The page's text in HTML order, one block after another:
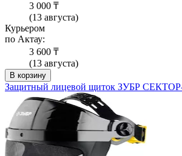
3 000 ₸
(13 августа)
Курьером
по Актау:
3 600 ₸
(13 августа)
В корзину
Защитный лицевой щиток ЗУБР СЕКТОР-